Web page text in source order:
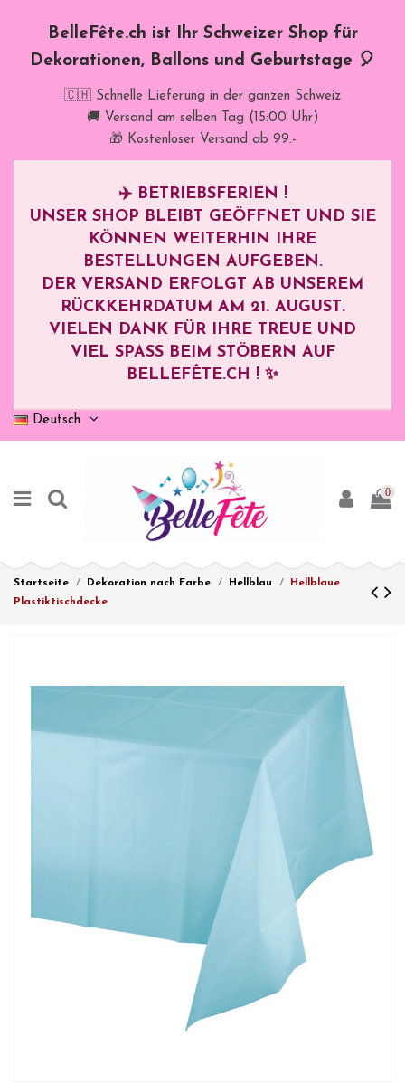
BelleFête.ch ist Ihr Schweizer Shop für
Dekorationen, Ballons und Geburtstage 🎈
🇨🇭 Schnelle Lieferung in der ganzen Schweiz
🚚 Versand am selben Tag (15:00 Uhr)
🎁 Kostenloser Versand ab 99.-
✈️ BETRIEBSFERIEN !
UNSER SHOP BLEIBT GEÖFFNET UND SIE
KÖNNEN WEITERHIN IHRE
BESTELLUNGEN AUFGEBEN.
DER VERSAND ERFOLGT AB UNSEREM
RÜCKKEHRDATUM AM 21. AUGUST.
VIELEN DANK FÜR IHRE TREUE UND
VIEL SPASS BEIM STÖBERN AUF B
ELLEFÊTE.CH ! ✨
Deutsch
0
Startseite Dekoration nach Farbe Hellblau
Hellblaue
Plastiktischdecke